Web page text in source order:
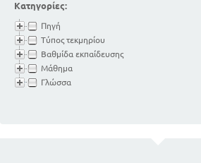
Κατηγορίες:
Πηγή
Τύπος τεκμηρίου
Βαθμίδα εκπαίδευσης
Μάθημα
Γλώσσα